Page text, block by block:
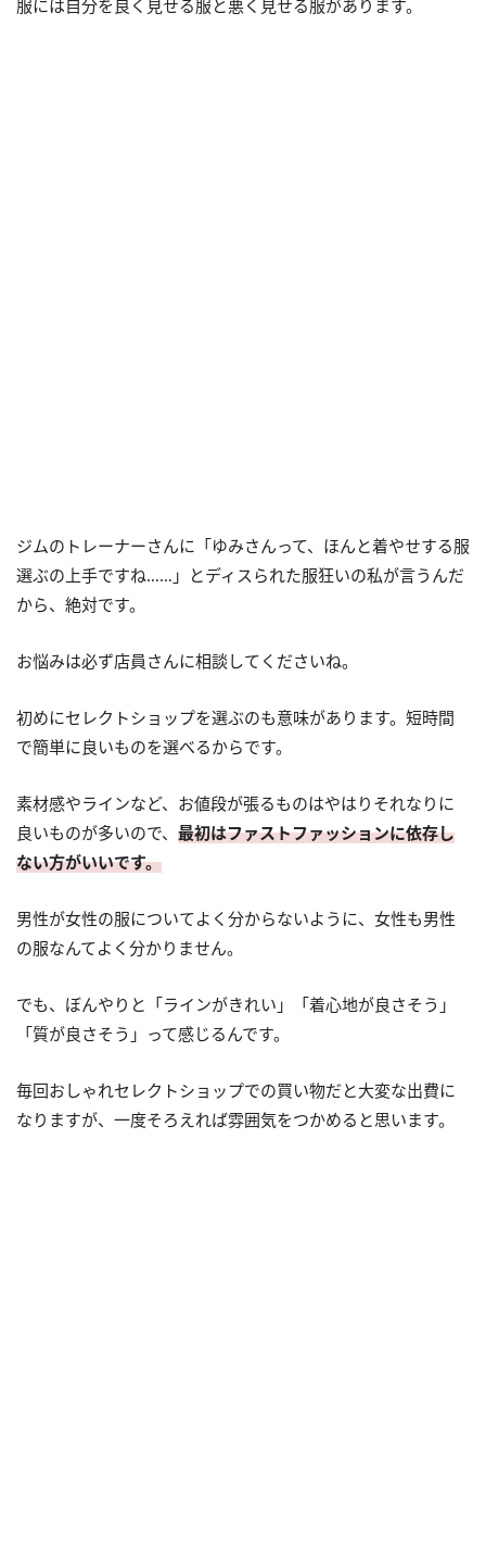
服には自分を良く見せる服と悪く見せる服があります。
ジムのトレーナーさんに「ゆみさんって、ほんと着やせする服
選ぶの上手ですね……」とディスられた服狂いの私が言うんだ
から、絶対です。
お悩みは必ず店員さんに相談してくださいね。
初めにセレクトショップを選ぶのも意味があります。短時間
で簡単に良いものを選べるからです。
素材感やラインなど、お値段が張るものはやはりそれなりに
良いものが多いので、 最初はファストファッションに依存し
ない方がいいです。
男性が女性の服についてよく分からないように、女性も男性
の服なんてよく分かりません。
でも、ぼんやりと「ラインがきれい」「着心地が良さそう」
「質が良さそう」って感じるんです。
毎回おしゃれセレクトショップでの買い物だと大変な出費に
なりますが、一度そろえれば雰囲気をつかめると思います。